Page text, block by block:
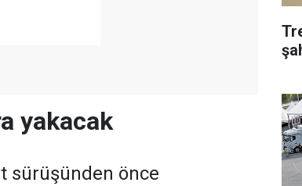
yakacak
sürüşünden önce